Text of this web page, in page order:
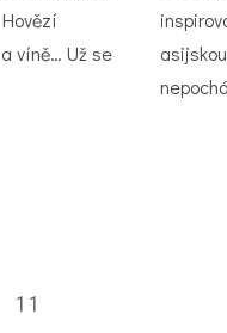
víně… Už se
11